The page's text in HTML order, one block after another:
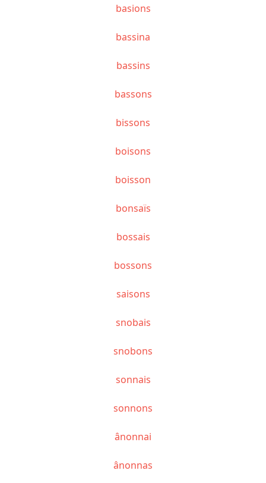
basions
bassina
bassins
bassons
bissons
boisons
boisson
bonsaïs
bossais
bossons
saisons
snobais
snobons
sonnais
sonnons
ânonnai
ânonnas